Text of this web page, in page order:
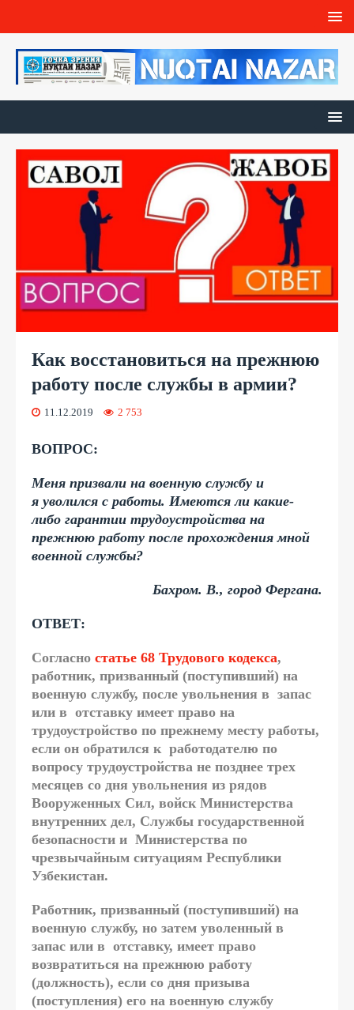
Как восстановиться на прежнюю
работу после службы в армии?
11.12.2019 2 753
ВОПРОС:
Меня призвали на военную службу и
я уволился с работы. Имеются ли какие-
либо гарантии трудоустройства на
прежнюю работу после прохождения мной
военной службы?
Бахром. В., город Фергана.
ОТВЕТ:
Согласно статье 68 Трудового кодекса,
работник, призванный (поступивший) на
военную службу, после увольнения в запас
или в отставку имеет право на
трудоустройство по прежнему месту работы,
если он обратился к работодателю по
вопросу трудоустройства не позднее трех
месяцев со дня увольнения из рядов
Вооруженных Сил, войск Министерства
внутренних дел, Службы государственной
безопасности и Министерства по
чрезвычайным ситуациям Республики
Узбекистан.
Работник, призванный (поступивший) на
военную службу, но затем уволенный в
запас или в отставку, имеет право
возвратиться на прежнюю работу
(должность), если со дня призыва
(поступления) его на военную службу